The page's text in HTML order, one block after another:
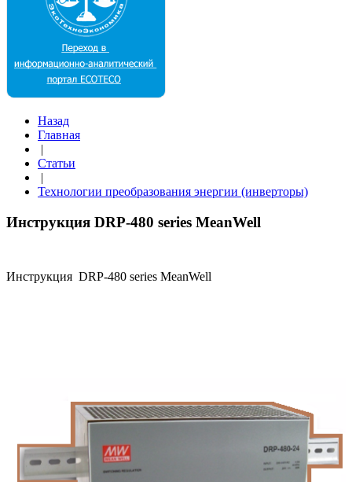
Назад
Главная
|
Статьи
|
Технологии преобразования энергии (инверторы)
Инструкция DRP-480 series MeanWell
Инструкция DRP-480 series MeanWell